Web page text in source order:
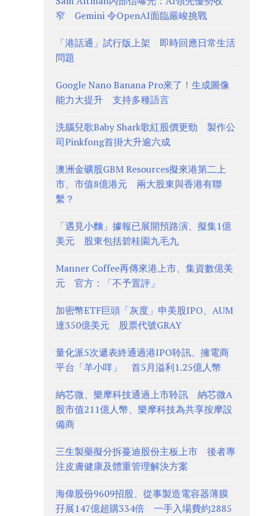
窄 Gemini 令OpenAI面臨嚴峻挑戰
「港話通」試行版上架 即時回應日常生活
問題
Google Nano Banana Pro來了！生成圖像
能力大提升 支持多種語言
洗腦兒歌Baby Shark歌紅股價更勁 製作公
司Pinkfong首掛大升逾六成
澳洲金礦股GBM Resources擬來港第二上
市、市值8億港元 兩大股東與香港有聯
繫？
「遇見小麵」據報已展開預路演、擬集1億
美元 股東包括碧桂園九毛九
Manner Coffee再傳來港上市、集資數億美
元 官方：「不予置評」
加密幣ETF巨頭「灰度」申美股IPO、AUM
達350億美元 股票代號GRAY
量化派5次遞表終通過港IPO聆訊、擁電商
平台「羊小咩」 首5月溢利1.25億人幣
納芯微、樂摩科技通過上市聆訊 納芯微A
股市值211億人幣、樂摩科技為共享按摩設
備商
三生製藥擬分拆蔓迪股份主板上市 後者專
注皮膚健康及體重管理解決方案
海偉股份9609招股、從事製造電容器薄膜
孖展147億超購334倍 一手入場費約2885